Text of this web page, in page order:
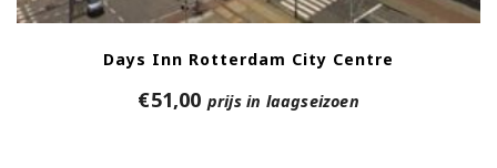
Days Inn Rotterdam City Centre
€51,00 prijs in laagseizoen